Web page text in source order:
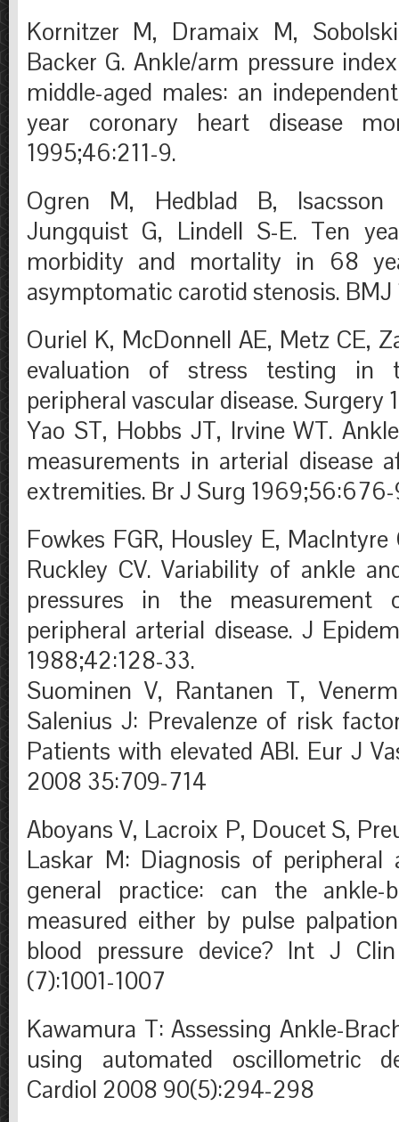
Kornitzer M, Dramaix M,
Backer G. Ankle/arm pressure
middle-aged males: an
year coronary heart disease
1995;46:211-9.
Ogren M, Hedblad B,
Jungquist G, Lindell S-E. Ten
morbidity and mortality in 68
asymptomatic carotid stenosis. BMJ
Ouriel K, McDonnell AE, Metz CE,
evaluation of stress testing in
peripheral vascular disease.
Yao ST, Hobbs JT, Irvine WT.
measurements in arterial disease
extremities. Br J Surg 1969;56:676-
Fowkes FGR, Housley E, MacIntyre
Ruckley CV. Variability of ankle
pressures in the measurement
peripheral arterial disease. J
1988;42:128-33.
Suominen V, Rantanen T,
Salenius J: Prevalenze of risk
Patients with elevated ABI. Eur J
2008 35:709-714
Aboyans V, Lacroix P, Doucet S,
Laskar M: Diagnosis of peripheral
general practice: can the ankle-
measured either by pulse
blood pressure device? Int J
(7):1001-1007
Kawamura T: Assessing Ankle-
using automated oscillometric
Cardiol 2008 90(5):294-298